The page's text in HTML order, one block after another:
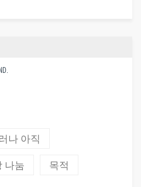
나 아직
나눔 목적